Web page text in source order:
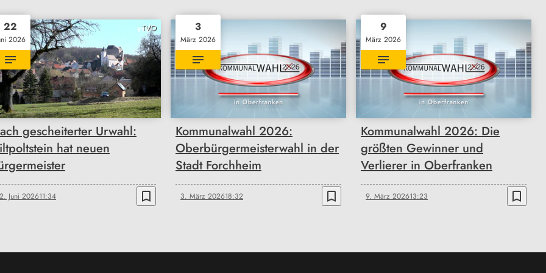
TVO
22
2026
gescheiterter Urwahl:
hat neuen
Juni 202611:34 bookmark_border
3
März 2026
Kommunalwahl 2026:
Oberbürgermeisterwahl in der
Stadt Forchheim
3. März 202618:32 bookmark_border
9
März 2026
Kommunalwahl 2026: Die
größten Gewinner und
Verlierer in Oberfranken
9. März 202613:23 bookmark_border